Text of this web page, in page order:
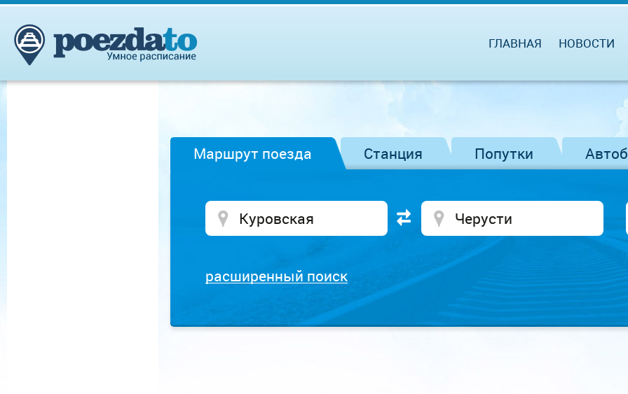
ГЛАВНАЯ НОВОСТИ
Маршрут поезда Станция Попутки
расширенный поиск